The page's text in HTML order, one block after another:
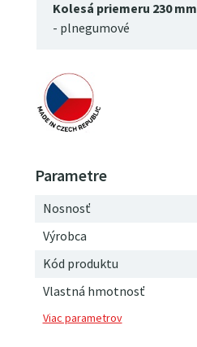
Kolesá priemeru 230 mm
- plnegumové
Nosnosť
Výrobca
Kód produktu
Vlastná hmotnosť